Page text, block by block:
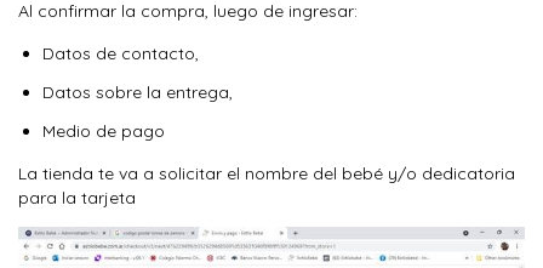
Al confirmar la compra, luego de ingresar:
Datos de contacto,
Datos sobre la entrega,
Medio de pago
La tienda te va a solicitar el nombre del bebé y/o dedicatoria
para la tarjeta